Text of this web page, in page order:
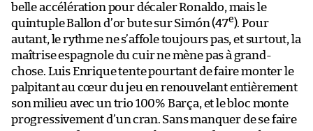
belle accélération pour décaler Ronaldo, mais le
quintuple Ballon d’or bute sur Simón (47e). Pour
autant, le rythme ne s’affole toujours pas, et surtout, la
maîtrise espagnole du cuir ne mène pas à grand-
chose. Luis Enrique tente pourtant de faire monter le
palpitant au cœur du jeu en renouvelant entièrement
son milieu avec un trio 100% Barça, et le bloc monte
progressivement d’un cran. Sans manquer de se faire